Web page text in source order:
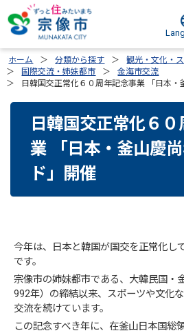
ホーム 分類から探す 観光・文化・
国際交流・姉妹都市
金海市交流
日韓国交正常化６０周年記念事業 「日本・
日韓国交正常化６
業 「日本・釜山慶
ド」開催
今年は、日本と韓国が国交を正常化し
です。
宗像市の姉妹都市である、大韓民国・
992年）の締結以来、スポーツや文化
交流を続けています。
この記念すべき年に、在釜山日本国総